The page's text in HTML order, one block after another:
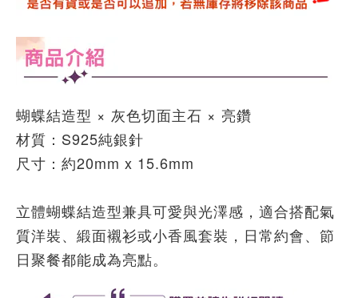
蝴蝶結造型 × 灰色切面主石 × 亮鑽
材質：S925純銀針
尺寸：約20mm x 15.6mm
立體蝴蝶結造型兼具可愛與光澤感，適合搭配氣
質洋裝、緞面襯衫或小香風套裝，日常約會、節
日聚餐都能成為亮點。